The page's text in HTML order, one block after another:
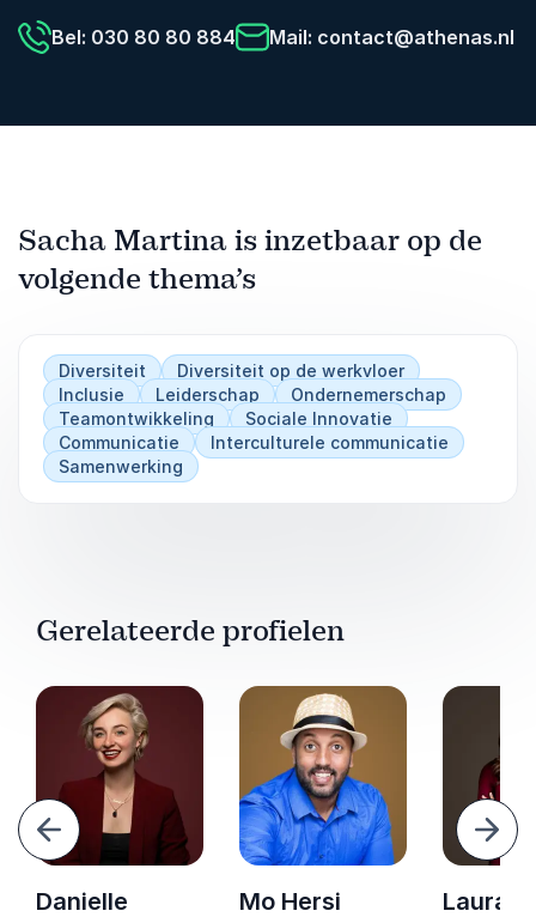
Bel: 030 80 80 884 Mail: contact@athenas.nl
Sacha Martina is inzetbaar op de
volgende thema’s
Diversiteit
Diversiteit op de werkvloer
Inclusie
Leiderschap
Ondernemerschap
Teamontwikkeling
Sociale Innovatie
Communicatie
Interculturele communicatie
Samenwerking
Gerelateerde profielen
Danielle
Mo Hersi Laura